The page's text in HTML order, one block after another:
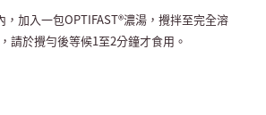
加入一包OPTIFAST®濃湯，攪拌至完全溶
請於攪勻後等候1至2分鐘才食用。